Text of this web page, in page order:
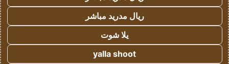
ريال مدريد مباشر
يلا شوت
yalla shoot